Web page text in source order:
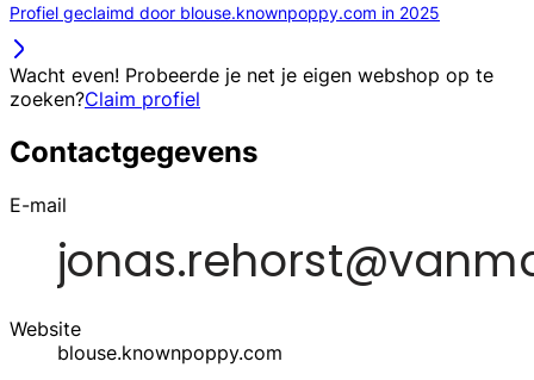
Profiel geclaimd door blouse.knownpoppy.com in 2025
Wacht even! Probeerde je net je eigen webshop op te
zoeken?Claim profiel
Contactgegevens
E-mail
Website
blouse.knownpoppy.com